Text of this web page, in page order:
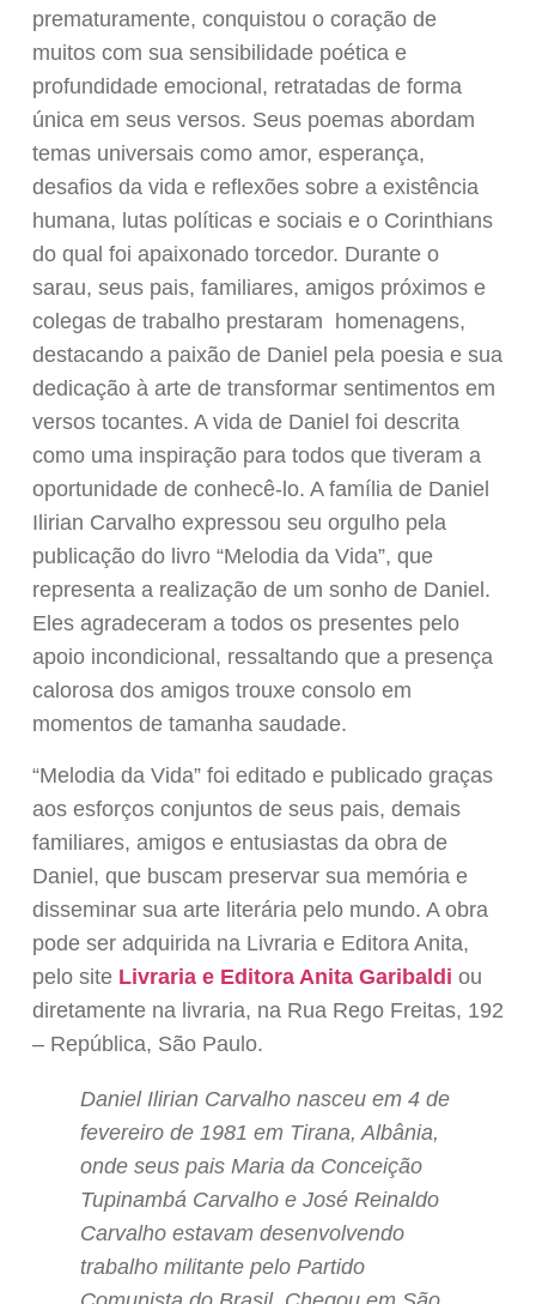
prematuramente, conquistou o coração de
muitos com sua sensibilidade poética e
profundidade emocional, retratadas de forma
única em seus versos. Seus poemas abordam
temas universais como amor, esperança,
desafios da vida e reflexões sobre a existência
humana, lutas políticas e sociais e o Corinthians
do qual foi apaixonado torcedor. Durante o
sarau, seus pais, familiares, amigos próximos e
colegas de trabalho prestaram homenagens,
destacando a paixão de Daniel pela poesia e sua
dedicação à arte de transformar sentimentos em
versos tocantes. A vida de Daniel foi descrita
como uma inspiração para todos que tiveram a
oportunidade de conhecê-lo. A família de Daniel
Ilirian Carvalho expressou seu orgulho pela
publicação do livro “Melodia da Vida”, que
representa a realização de um sonho de Daniel.
Eles agradeceram a todos os presentes pelo
apoio incondicional, ressaltando que a presença
calorosa dos amigos trouxe consolo em
momentos de tamanha saudade.
“Melodia da Vida” foi editado e publicado graças
aos esforços conjuntos de seus pais, demais
familiares, amigos e entusiastas da obra de
Daniel, que buscam preservar sua memória e
disseminar sua arte literária pelo mundo. A obra
pode ser adquirida na Livraria e Editora Anita,
pelo site Livraria e Editora Anita Garibaldi ou
diretamente na livraria, na Rua Rego Freitas, 192
– República, São Paulo.
Daniel Ilirian Carvalho nasceu em 4 de
fevereiro de 1981 em Tirana, Albânia,
onde seus pais Maria da Conceição
Tupinambá Carvalho e José Reinaldo
Carvalho estavam desenvolvendo
trabalho militante pelo Partido